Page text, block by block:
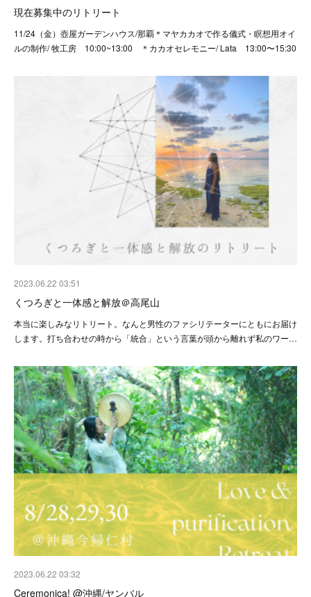
現在募集中のリトリート
11/24（金）壺屋ガーデンハウス/那覇＊マヤカカオで作る儀式・瞑想用オイ
ルの制作/ 牧工房 10:00~13:00 ＊カカオセレモニー/ Lata 13:00〜15:30
2023.06.22 03:51
くつろぎと一体感と解放＠高尾山
本当に楽しみなリトリート。なんと男性のファシリテーターにともにお届け
します。打ち合わせの時から「統合」という言葉が頭から離れず私のワー…
2023.06.22 03:32
Ceremonica! @沖縄/ヤンバル